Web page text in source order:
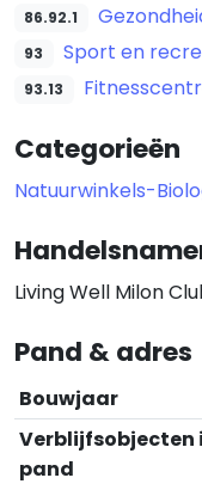
86.92.1
93 Sport en
93.13
Categorieën
Natuurwinkels-
Living Well Milon
Pand & adres
Bouwjaar
Verblijfsobjecten
pand